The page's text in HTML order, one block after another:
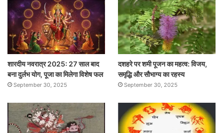
शारदीय नवरात्र 2025: 27 साल बाद
बना दुर्लभ योग, पूजा का मिलेगा विशेष फल
September 30, 2025
दशहरे पर शमी पूजन का महत्व: विजय,
समृद्धि और सौभाग्य का रहस्य
September 30, 2025